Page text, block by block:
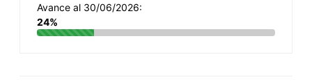
Avance al 30/06/2026:
24%